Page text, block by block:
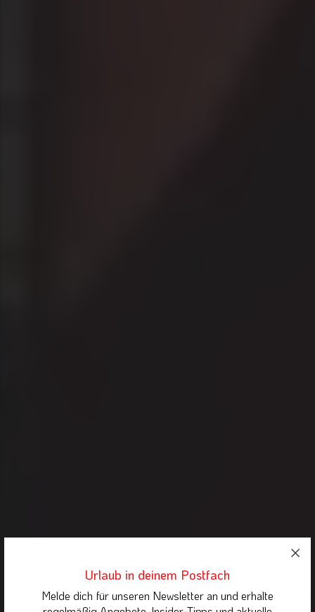
Urlaub in deinem Postfach
Melde dich für unseren Newsletter an und erhalte